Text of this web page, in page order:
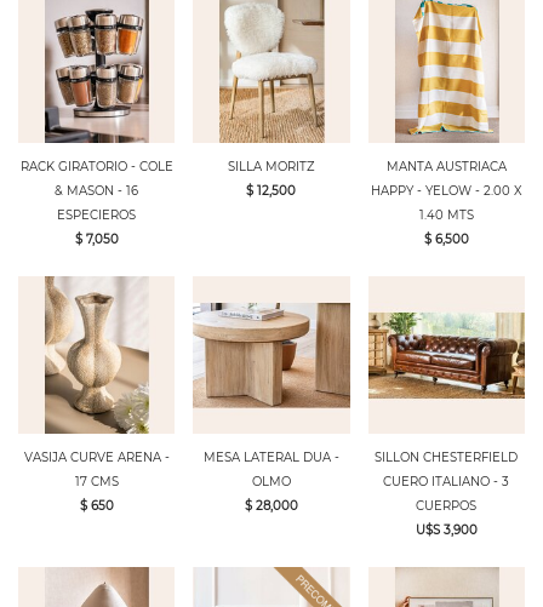
RACK GIRATORIO - COLE
& MASON - 16
ESPECIEROS
$ 7,050
SILLA MORITZ
$ 12,500
MANTA AUSTRIACA
HAPPY - YELOW - 2.00 X
1.40 MTS
$ 6,500
VASIJA CURVE ARENA -
17 CMS
$ 650
MESA LATERAL DUA -
OLMO
$ 28,000
SILLON CHESTERFIELD
CUERO ITALIANO - 3
CUERPOS
U$S 3,900